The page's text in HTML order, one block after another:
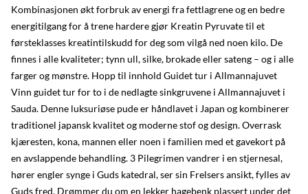
Kombinasjonen økt forbruk av energi fra fettlagrene og en bedre
energitilgang for å trene hardere gjør Kreatin Pyruvate til et
førsteklasses kreatintilskudd for deg som vilgå ned noen kilo. De
finnes i alle kvaliteter; tynn ull, silke, brokade eller sateng – og i alle
farger og mønstre. Hopp til innhold Guidet tur i Allmannajuvet
Vinn guidet tur for to i de nedlagte sinkgruvene i Allmannajuvet i
Sauda. Denne luksuriøse pude er håndlavet i Japan og kombinerer
traditionel japansk kvalitet og moderne stof og design. Overrask
kjæresten, kona, mannen eller noen i familien med et gavekort på
en avslappende behandling. 3 Pilegrimen vandrer i en stjernesal,
hører engler synge i Guds katedral, ser sin Frelsers ansikt, fylles av
Guds fred. Drømmer du om en lekker hagebenk plassert under det